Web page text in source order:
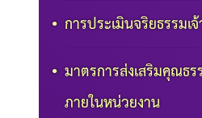
การประเมินจริยธรรมเ
มาตรการส่งเสริมคุณธ
ภายในหน่วยงาน